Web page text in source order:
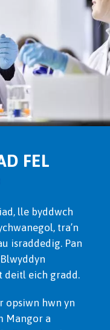
FEL
lle byddwch
tra’n
israddedig. Pan
deitl eich gradd.
opsiwn hwn yn
Mangor a